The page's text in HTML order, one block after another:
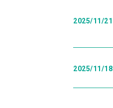
2025/11/21
2025/11/18